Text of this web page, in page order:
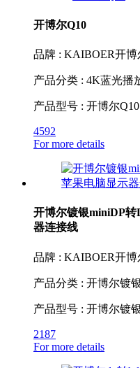
开博尔Q10
品牌 : KAIBOER开博
产品分类 : 4K蓝光播
产品型号 : 开博尔Q10
4592
For more details
开博尔镀银miniDP
器连接线
品牌 : KAIBOER开博
产品分类 : 开博尔镀
产品型号 : 开博尔镀
2187
For more details